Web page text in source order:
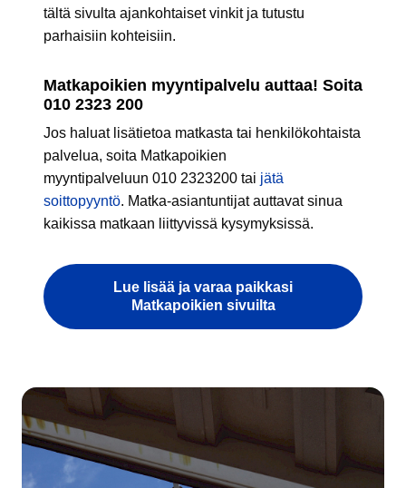
tältä sivulta ajankohtaiset vinkit ja tutustu
parhaisiin kohteisiin.
Matkapoikien myyntipalvelu auttaa! Soita
010 2323 200
Jos haluat lisätietoa matkasta tai henkilökohtaista
palvelua, soita Matkapoikien
myyntipalveluun 010 2323200 tai jätä
soittopyyntö. Matka-asiantuntijat auttavat sinua
kaikissa matkaan liittyvissä kysymyksissä.
Lue lisää ja varaa paikkasi
Matkapoikien sivuilta